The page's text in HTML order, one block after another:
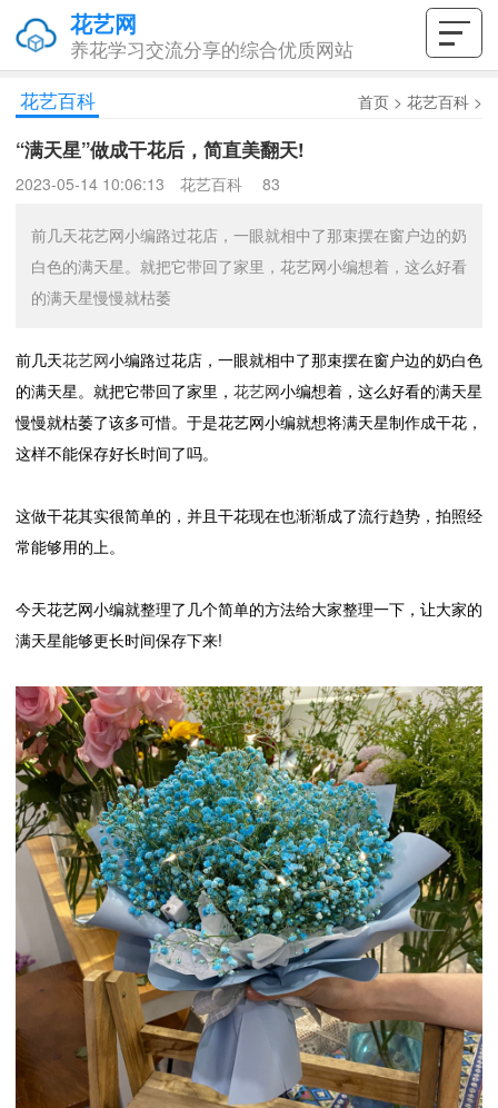
花艺网
养花学习交流分享的综合优质网站
花艺百科
首页 > 花艺百科 >
“满天星”做成干花后，简直美翻天!
2023-05-14 10:06:13 花艺百科 83
前几天花艺网小编路过花店，一眼就相中了那束摆在窗户边的奶
白色的满天星。就把它带回了家里，花艺网小编想着，这么好看
的满天星慢慢就枯萎
前几天花艺网小编路过花店，一眼就相中了那束摆在窗户边的奶白色
的满天星。就把它带回了家里， 花艺网小编想着，这么好看的满天星
慢慢就枯萎了该多可惜。于是花艺网小编就想将满天星制作成干花，
这样不能保存好长时间了吗。
这做干花其实很简单的，并且干花现在也渐渐成了流行趋势，拍照经
常能够用的上。
今天花艺网小编就整理了几个简单的方法给大家整理一下，让大家的
满天星能够更长时间保存下来!